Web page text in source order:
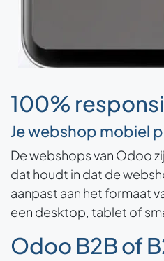
100%
Je webshop mobiel
De webshops van Odoo
dat houdt in dat de
aanpast aan het formaat
een desktop, tablet of
Odoo B2B of